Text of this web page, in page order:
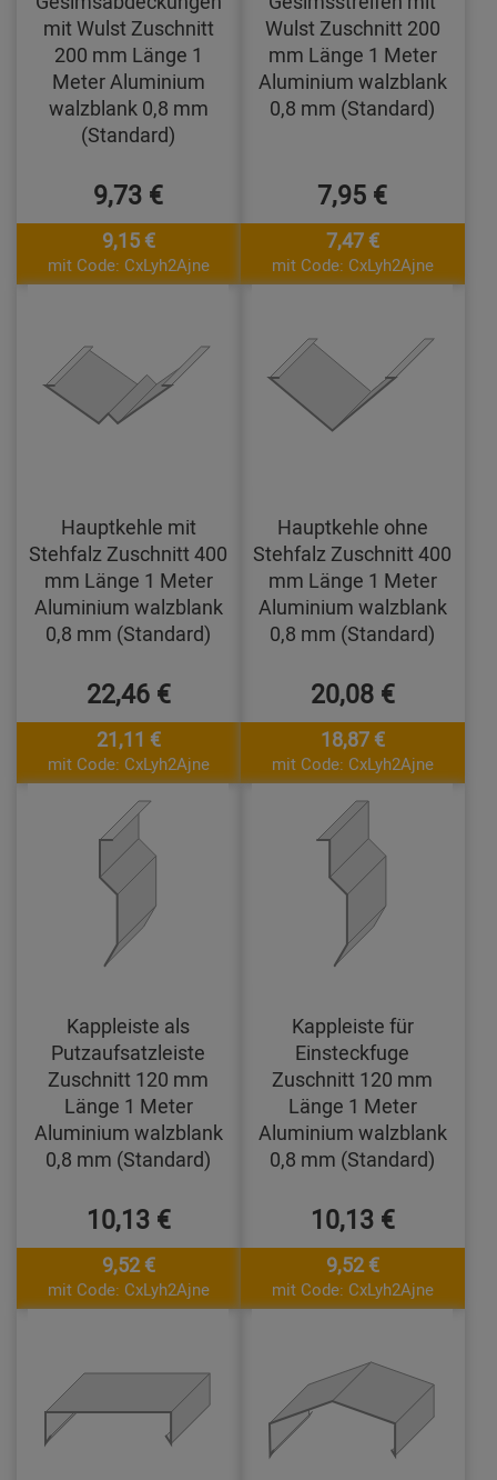
mit Wulst Zuschnitt
200 mm Länge 1
Meter Aluminium
walzblank 0,8 mm
(Standard)
9,73 €
9,15 €
mit Code: CxLyh2Ajne
Wulst Zuschnitt 200
mm Länge 1 Meter
Aluminium walzblank
0,8 mm (Standard)
7,95 €
7,47 €
mit Code: CxLyh2Ajne
Hauptkehle mit
Stehfalz Zuschnitt 400
mm Länge 1 Meter
Aluminium walzblank
0,8 mm (Standard)
22,46 €
21,11 €
mit Code: CxLyh2Ajne
Hauptkehle ohne
Stehfalz Zuschnitt 400
mm Länge 1 Meter
Aluminium walzblank
0,8 mm (Standard)
20,08 €
18,87 €
mit Code: CxLyh2Ajne
Kappleiste als
Putzaufsatzleiste
Zuschnitt 120 mm
Länge 1 Meter
Aluminium walzblank
0,8 mm (Standard)
10,13 €
9,52 €
mit Code: CxLyh2Ajne
Kappleiste für
Einsteckfuge
Zuschnitt 120 mm
Länge 1 Meter
Aluminium walzblank
0,8 mm (Standard)
10,13 €
9,52 €
mit Code: CxLyh2Ajne